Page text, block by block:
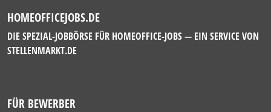
HOMEOFFICEJOBS.DE
DIE SPEZIAL-JOBBÖRSE FÜR HOMEOFFICE-JOBS — EIN SERVICE VON
STELLENMARKT.DE
FÜR BEWERBER